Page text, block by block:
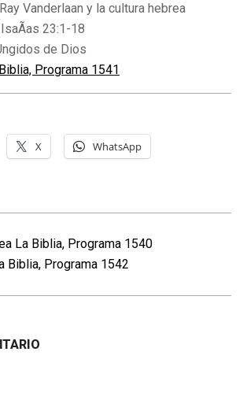
Vanderlaan y la cultura hebrea
23:1-18
de Dios
Programa 1541
X WhatsApp
La Biblia, Programa 1540
Biblia, Programa 1542